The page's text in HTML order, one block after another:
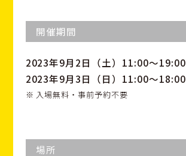
開催期間
2023年9月2日（土）11:00〜19:00
2023年9月3日（日）11:00〜18:00
※ 入場無料・事前予約不要
場所